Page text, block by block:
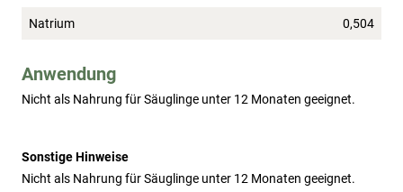
Natrium 0,504
Anwendung
Nicht als Nahrung für Säuglinge unter 12 Monaten geeignet.
Sonstige Hinweise
Nicht als Nahrung für Säuglinge unter 12 Monaten geeignet.